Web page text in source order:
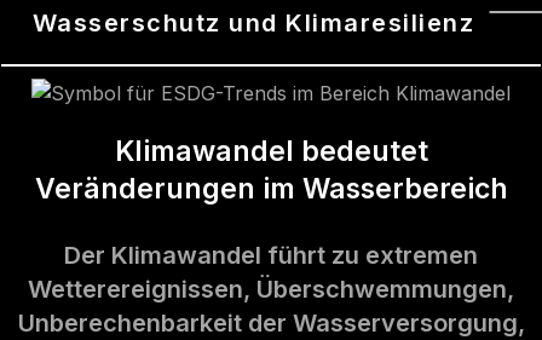
Wasserschutz und Klimaresilienz
Klimawandel bedeutet
Veränderungen im Wasserbereich
Der Klimawandel führt zu extremen
Wetterereignissen, Überschwemmungen,
Unberechenbarkeit der Wasserversorgung,